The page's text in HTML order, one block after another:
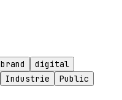
brand digital
Industrie
Public